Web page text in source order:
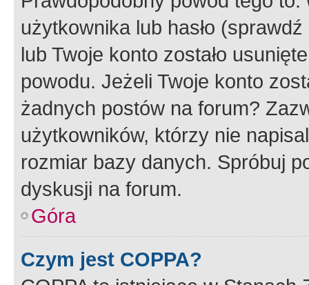
użytkownika lub hasło
lub Twoje konto zostało
powodu. Jeżeli Twoje konto
żadnych postów na forum?
użytkowników, którzy nie
rozmiar bazy danych. Spróbuj
dyskusji na forum.
Góra
Czym jest COPPA?